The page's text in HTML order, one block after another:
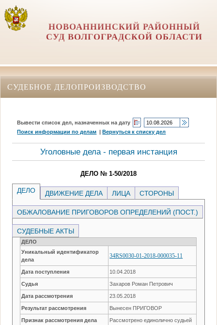
НОВОАННИНСКИЙ РАЙОННЫЙ
СУД ВОЛГОГРАДСКОЙ ОБЛАСТИ
СУДЕБНОЕ ДЕЛОПРОИЗВОДСТВО
Вывести список дел, назначенных на дату
Поиск информации по делам |Вернуться к списку дел
Уголовные дела - первая инстанция
ДЕЛО № 1-50/2018
ДЕЛО ДВИЖЕНИЕ ДЕЛА ЛИЦА СТОРОНЫ
ОБЖАЛОВАНИЕ ПРИГОВОРОВ ОПРЕДЕЛЕНИЙ (ПОСТ.)
СУДЕБНЫЕ АКТЫ
ДЕЛО
Уникальный идентификатор
дела
34RS0030-01-2018-000035-11
Дата поступления 10.04.2018
Судья Захаров Роман Петрович
Дата рассмотрения 23.05.2018
Результат рассмотрения Вынесен ПРИГОВОР
Признак рассмотрения дела Рассмотрено единолично судьей